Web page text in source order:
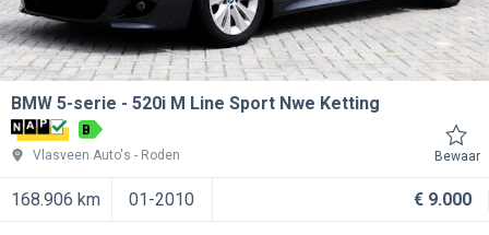
BMW 5-serie 520i M Line Sport Nwe Ketting
B
Vlasveen Auto's
Roden Bewaar
168.906 km 01-2010 € 9.000